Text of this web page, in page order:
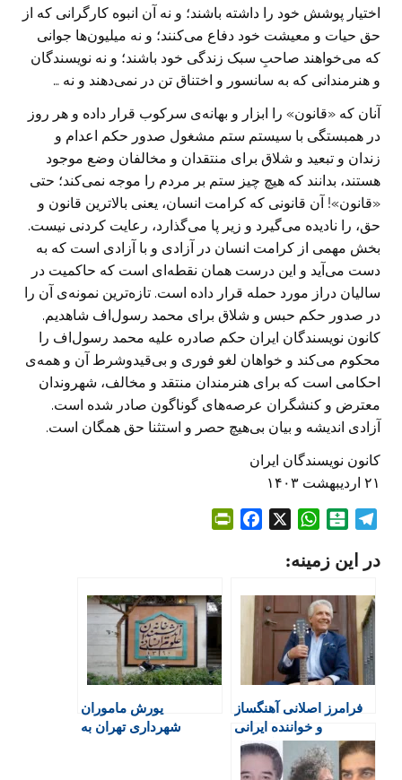
اختیار پوشش خود را داشته باشند؛ و نه آن انبوه کارگرانی که از
حق حیات و معیشت خود دفاع می‌کنند؛ و نه میلیون‌ها جوانی
که می‌خواهند صاحبِ سبک زندگی خود باشند؛ و نه نویسندگان
و هنرمندانی که به سانسور و اختناق تن در نمی‌دهند و نه …
آنان که «قانون» را ابزار و بهانه‌ی سرکوب قرار داده‌ و هر روز
در همبستگی با سیستم ستم مشغول صدور حکم اعدام و
زندان و تبعید و شلاق برای منتقدان و مخالفان وضع موجود
هستند، بدانند که هیچ چیز ستم بر مردم را موجه نمی‌کند؛ حتی
«قانون»! آن قانونی که کرامت انسان، یعنی بالاترین قانون و
حق، را نادیده می‌گیرد و زیر پا می‌گذارد، رعایت کردنی نیست.
بخش مهمی از کرامت انسان در آزادی و با آزادی است که به
دست می‌آید و این درست همان نقطه‌ای است که حاکمیت در
سالیان دراز مورد حمله قرار داده است. تازه‌ترین نمونه‌ی آن را
در صدور حکم حبس و شلاق برای محمد رسول‌اف شاهدیم.
کانون نویسندگان ایران حکم صادره علیه محمد رسول‌اف را
محکوم می‌کند و خواهان لغو فوری و بی‌قیدوشرط آن و همه‌ی
احکامی است که برای هنرمندان منتقد و مخالف، شهروندان
معترض و کنشگران عرصه‌های گوناگون صادر شده است.
آزادی اندیشه و بیان بی‌هیچ حصر و استثنا حق همگان است.
کانون نویسندگان ایران
۲۱ اردیبهشت ۱۴۰۳
l
r
a
m
t
a
r
i
n
W
a
A
p
p
t
r
i
e
در این زمینه:
فرامرز اصلانی آهنگساز
و خواننده ایرانی
درگذشت
یورش ماموران
شهرداری تهران به